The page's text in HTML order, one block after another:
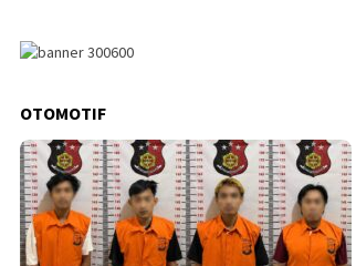
OTOMOTIF